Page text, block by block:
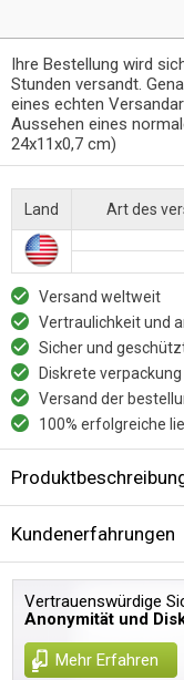
Ihre Bestellung wird
Stunden versandt.
eines echten
Aussehen eines
24x11x0,7 cm)
Land Art des
Versand weltweit
Vertraulichkeit und
Sicher und
Diskrete verpackung
Versand der
100% erfolgreiche
Kundenerfahrungen
Vertrauenswürdige
Anonymität und
Mehr Erfahren